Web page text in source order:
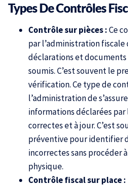
Types De Contrôles
Contrôle sur pièces :Ce
par l’administration
déclarations et documents
soumis. C’est souvent le
vérification. Ce type de
l’administration de
informations déclarées
correctes et à jour. C’est
préventive pour identifier
incorrectes sans procéder
physique.
Contrôle fiscal sur place :